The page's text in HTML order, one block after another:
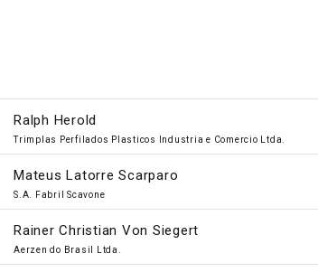
Ralph Herold
Trimplas Perfilados Plasticos Industria e Comercio Ltda.
Mateus Latorre Scarparo
S.A. Fabril Scavone
Rainer Christian Von Siegert
Aerzen do Brasil Ltda.